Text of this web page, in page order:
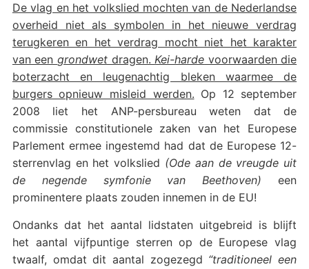
De vlag en het volkslied mochten van de Nederlandse
overheid niet als symbolen in het nieuwe verdrag
terugkeren en het verdrag mocht niet het karakter
van een grondwetdragen.Kei-harde voorwaarden die
boterzacht en leugenachtig bleken waarmee de
burgers opnieuw misleid werden. Op 12 september
2008 liet het ANP-persbureau weten dat de
commissie constitutionele zaken van het Europese
Parlement ermee ingestemd had dat de Europese 12-
sterrenvlag en het volkslied (Ode aan de vreugde uit
de negende symfonie van Beethoven) een
prominentere plaats zouden innemen in de EU!
Ondanks dat het aantal lidstaten uitgebreid is blijft
het aantal vijfpuntige sterren op de Europese vlag
twaalf, omdat dit aantal zogezegd “traditioneel een